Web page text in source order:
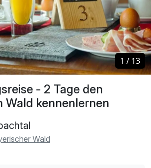
- 2 Tage den
Wald kennenlernen
Wald
1 / 13
1 / 13